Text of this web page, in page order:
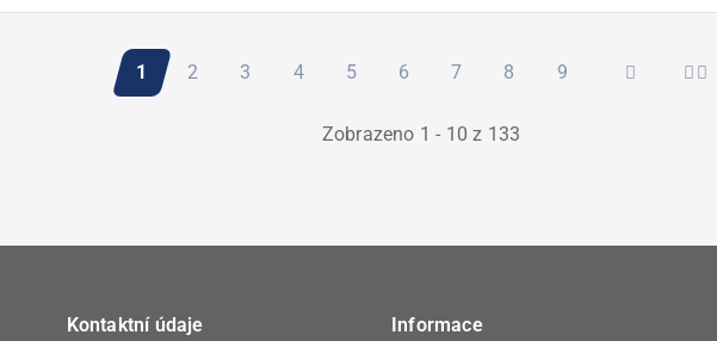
Aktuální
1 Stránka
2 Stránka
3 Stránka
4 Stránka
5 Stránka
6 Stránka
7 Stránka
8 Stránka
9
Zobrazeno 1 - 10 z 133
Kontaktní údaje Informace